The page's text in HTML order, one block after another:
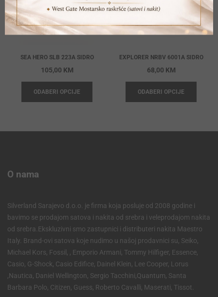
SEA HERO SLB 223A SIDRO
105,00 KM
ODABERI OPCIJE
EXPLORER NRBV 6001A SIDRO
68,00 KM
ODABERI OPCIJE
O nama
Silverland Sarajevo d.o.o. je firma koja posluje od 2008 godine i
bavimo se prodajom satova i nakita od srebra i veleprodajom nakita
od srebra.Ekskluzivni smo zastupnici i distributeri nakita Maestro
Italy. Brand-ovi satova koje nudimo u našoj prodavnici su, Seiko,
Michael Kors, Fossil, , Emporio Armani, Tommy Hilfiger, Essence,
Casio, G-Shock, Casio Edifice, Dainel Klein, Lee Cooper, Lorus
,Nautica, Daniel Wellington, Sergio Tacchini,Quantum, Santa
Barbara Polo, Citizen, Guess, Roberto Cavalli, Maserati, Tissot.